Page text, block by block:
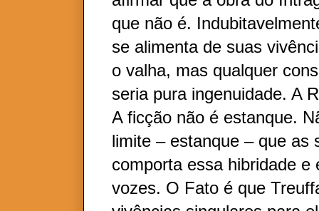
que não é.
se alimenta de suas
o valha, mas qualquer
seria pura ingenuidade. A
A ficção não é estanque.
limite – estanque – que as
comporta essa hibridade
vozes. O Fato é que